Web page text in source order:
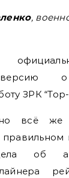
,
версию
ЗРК
всё же
об